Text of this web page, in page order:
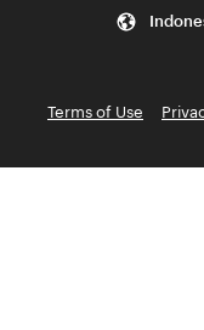
Terms of Use